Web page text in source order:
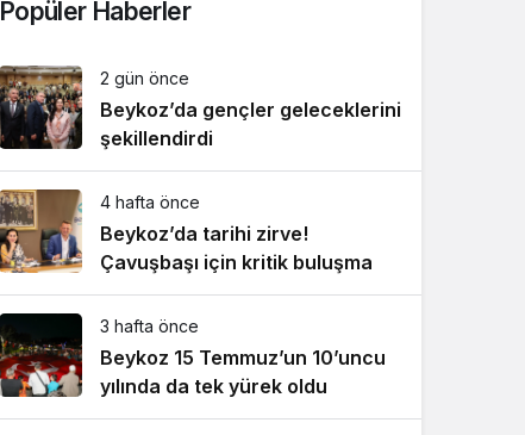
Popüler Haberler
2 gün önce
Beykoz’da gençler geleceklerini
şekillendirdi
4 hafta önce
Beykoz’da tarihi zirve!
Çavuşbaşı için kritik buluşma
3 hafta önce
Beykoz 15 Temmuz’un 10’uncu
yılında da tek yürek oldu